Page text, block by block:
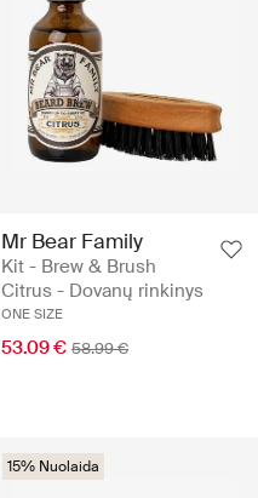
Mr Bear Family
Kit - Brew & Brush
Citrus - Dovanų rinkinys
ONE SIZE
53.09 € 58.99 €
15% Nuolaida